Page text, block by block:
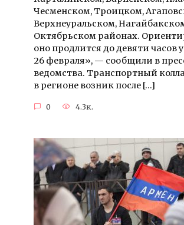
Чесменском, Троицком,
Верхнеуральском,
Октябрьском районах.
оно продлится до девяти часов
26 февраля», — сообщили в
ведомства. Транспортный
в регионе возник после […]
0 4.3к.